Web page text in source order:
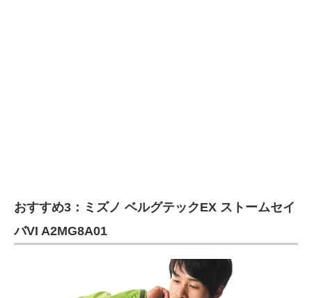
おすすめ3：ミズノ ベルグテックEX ストームセイ
バVI A2MG8A01